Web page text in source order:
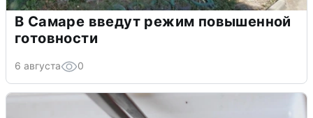
В Самаре введут режим повышенной
готовности
6 августа 0